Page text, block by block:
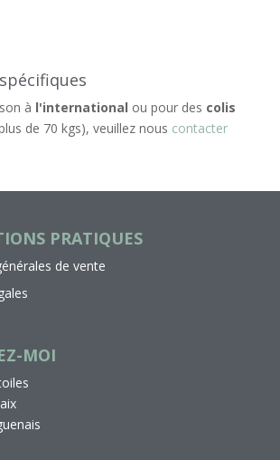
à l'international ou pour des colis
de 70 kgs), veuillez nous contacter
PRATIQUES
de vente
MOI